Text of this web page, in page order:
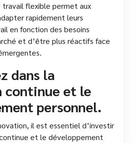
flexible permet aux
rapidement leurs
en fonction des besoins
et d’être plus réactifs face
dans la
et le
personnel.
il est essentiel d’investir
et le développement